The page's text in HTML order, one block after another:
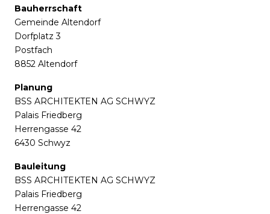
Bauherrschaft
Gemeinde Altendorf
Dorfplatz 3
Postfach
8852 Altendorf
Planung
BSS ARCHITEKTEN AG SCHWYZ
Palais Friedberg
Herrengasse 42
6430 Schwyz
Bauleitung
BSS ARCHITEKTEN AG SCHWYZ
Palais Friedberg
Herrengasse 42